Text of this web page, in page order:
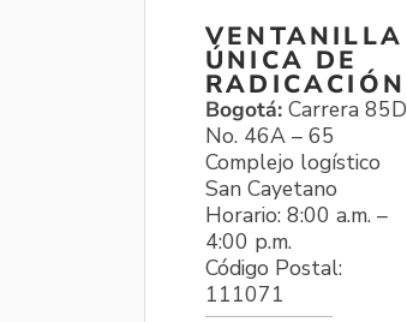
VENTANILLA
ÚNICA DE
RADICACIÓN
Bogotá: Carrera 85D
No. 46A – 65
Complejo logístico
San Cayetano
Horario: 8:00 a.m. –
4:00 p.m.
Código Postal:
111071